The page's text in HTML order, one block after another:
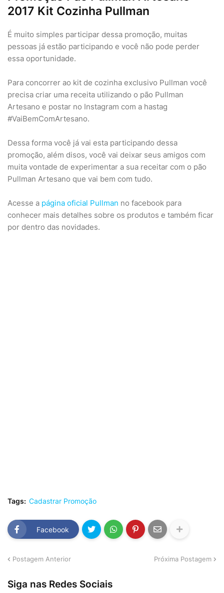
2017 Kit Cozinha Pullman
É muito simples participar dessa promoção, muitas
pessoas já estão participando e você não pode perder
essa oportunidade.
Para concorrer ao kit de cozinha exclusivo Pullman você
precisa criar uma receita utilizando o pão Pullman
Artesano e postar no Instagram com a hastag
#VaiBemComArtesano.
Dessa forma você já vai esta participando dessa
promoção, além disos, você vai deixar seus amigos com
muita vontade de experimentar a sua receitar com o pão
Pullman Artesano que vai bem com tudo.
Acesse a página oficial Pullman no facebook para
conhecer mais detalhes sobre os produtos e também ficar
por dentro das novidades.
Tags: Cadastrar Promoção
Facebook
Postagem Anterior Próxima Postagem
Siga nas Redes Sociais